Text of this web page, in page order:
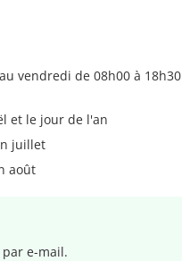
vendredi de 08h00 à 18h30
et le jour de l'an
juillet
août
e-mail.